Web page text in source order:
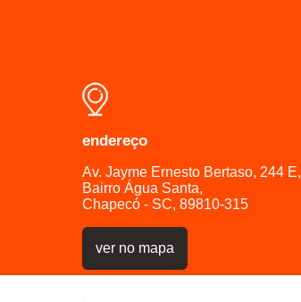
endereço
Av. Jayme Ernesto Bertaso, 244 E,
Bairro Água Santa,
Chapecó - SC, 89810-315
ver no mapa